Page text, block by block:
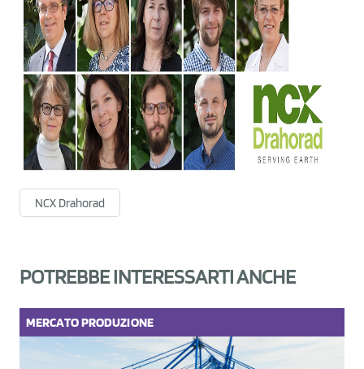
NCX Drahorad
POTREBBE INTERESSARTI ANCHE
MERCATOPRODUZIONE